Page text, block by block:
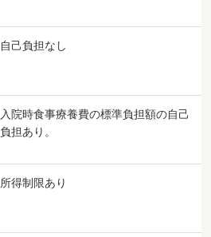
自己負担なし
入院時食事療養費の標準負担額の自己
負担あり。
所得制限あり